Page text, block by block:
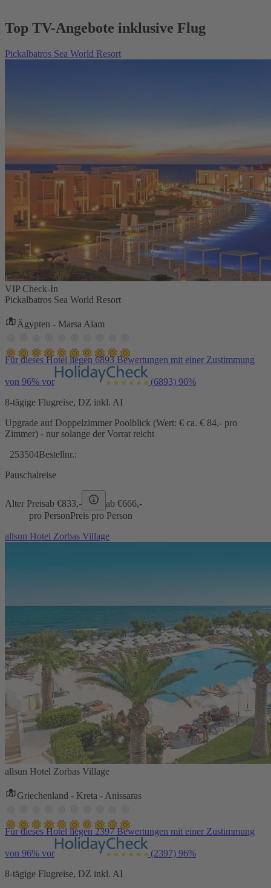
Top TV-Angebote inklusive Flug
Pickalbatros Sea World Resort
VIP Check-In
Pickalbatros Sea World Resort
Ägypten - Marsa Alam
Für dieses Hotel liegen 6893 Bewertungen mit einer Zustimmung
von 96% vor (6893) 96%
8-tägige Flugreise, DZ inkl. AI
Upgrade auf Doppelzimmer Poolblick (Wert: € ca. € 84,- pro
Zimmer) - nur solange der Vorrat reicht
253504Bestellnr.:
Pauschalreise
Alter Preisab €833,- ab €666,-
pro PersonPreis pro Person
allsun Hotel Zorbas Village
allsun Hotel Zorbas Village
Griechenland - Kreta - Anissaras
Für dieses Hotel liegen 2397 Bewertungen mit einer Zustimmung
von 96% vor (2397) 96%
8-tägige Flugreise, DZ inkl. AI